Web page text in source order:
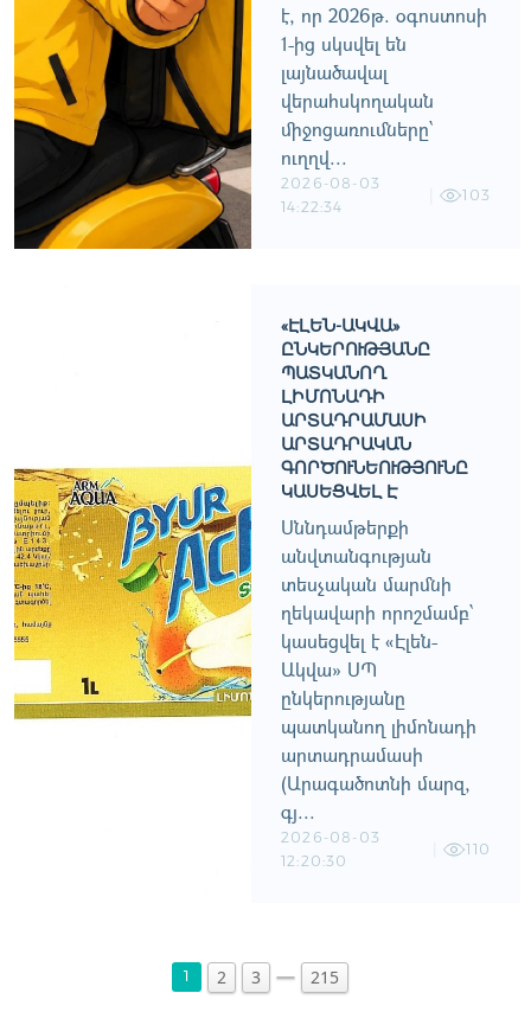
է, որ 2026թ. օգոստոսի
1-ից սկսվել են
լայնածավալ
վերահսկողական
միջոցառումները՝
ուղղվ...
2026-08-03
14:22:34
103
«ԷԼԵՆ-ԱԿՎԱ»
ԸՆԿԵՐՈՒԹՅԱՆԸ
ՊԱՏԿԱՆՈՂ
ԼԻՄՈՆԱԴԻ
ԱՐՏԱԴՐԱՄԱՍԻ
ԱՐՏԱԴՐԱԿԱՆ
ԳՈՐԾՈՒՆԵՈՒԹՅՈՒՆԸ
ԿԱՍԵՑՎԵԼ Է
Սննդամթերքի
անվտանգության
տեսչական մարմնի
ղեկավարի որոշմամբ՝
կասեցվել է «Էլեն-
Ակվա» ՍՊ
ընկերությանը
պատկանող լիմոնադի
արտադրամասի
(Արագածոտնի մարզ,
գյ...
2026-08-03
12:20:30
110
1 2 3 215